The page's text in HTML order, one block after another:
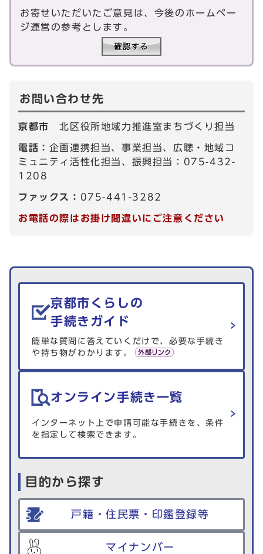
お寄せいただいたご意見は、今後のホームペー
ジ運営の参考とします。
お問い合わせ先
京都市北区役所地域力推進室まちづくり担当
電話： 企画連携担当、事業担当、広聴・地域コ
ミュニティ活性化担当、振興担当：075-432-
1208
ファックス： 075-441-3282
お電話の際はお掛け間違いにご注意ください
生活情報を探す
京都市くらしの
手続きガイド
簡単な質問に答えていくだけで、必要な手続き
や持ち物がわかります。
オンライン手続き一覧
インターネット上で申請可能な手続きを、条件
を指定して検索できます。
目的から探す
戸籍・住民票・印鑑登録等
マイナンバー